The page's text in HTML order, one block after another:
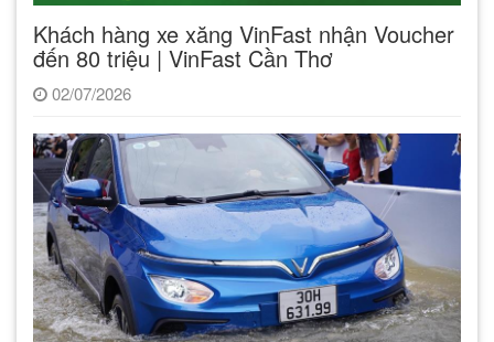
Khách hàng xe xăng VinFast nhận Voucher
đến 80 triệu | VinFast Cần Thơ
02/07/2026